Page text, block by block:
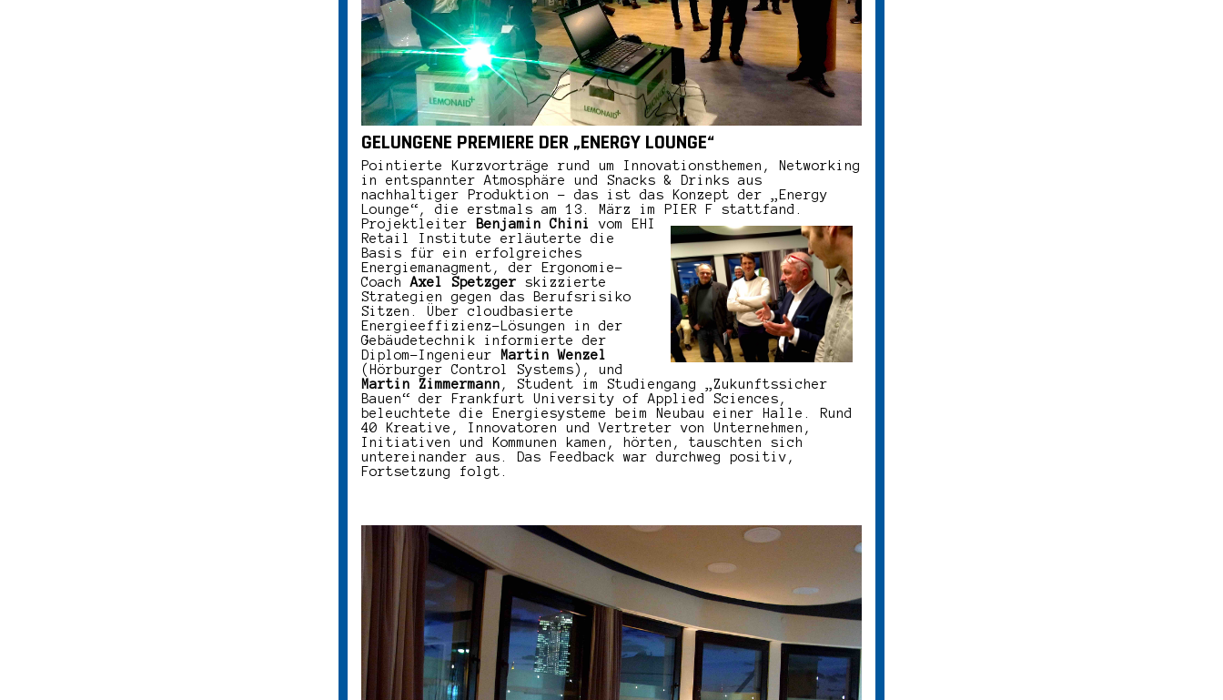
GELUNGENE PREMIERE DER „ENERGY LOUNGE“
Pointierte Kurzvorträge rund um Innovationsthemen, Networking
in entspannter Atmosphäre und Snacks & Drinks aus
nachhaltiger Produktion – das ist das Konzept der „Energy
Lounge“, die erstmals am 13. März im PIER F stattfand.
Projektleiter
Benjamin Chini
vom EHI
Retail Institute erläuterte die
Basis für ein erfolgreiches
Energiemanagment, der Ergonomie-
CoachAxel Spetzger skizzierte
Strategien gegen das Berufsrisiko
Sitzen. Über cloudbasierte
Energieeffizienz-Lösungen in der
Gebäudetechnik informierte der
Diplom-Ingenieur
Martin Wenzel
(Hörburger Control Systems), und
Martin Zimmermann , Student im Studiengang „Zukunftssicher
Bauen“ der Frankfurt University of Applied Sciences,
beleuchtete die Energiesysteme beim Neubau einer Halle. Rund
40 Kreative, Innovatoren und Vertreter von Unternehmen,
Initiativen und Kommunen kamen, hörten, tauschten sich
untereinander aus. Das Feedback war durchweg positiv,
Fortsetzung folgt.